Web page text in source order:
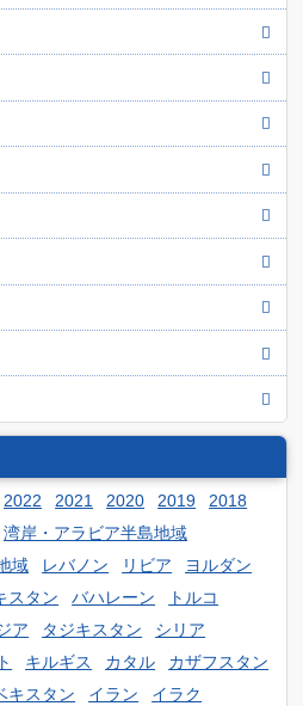
2022 2021 2020 2019
2018
湾岸・アラビア半島地域
域 レバノン リビア
ヨルダン
スタン バハレーン
トルコ
ア タジキスタン
シリア
キルギス カタル
カザフスタン
キスタン イラン
イラク